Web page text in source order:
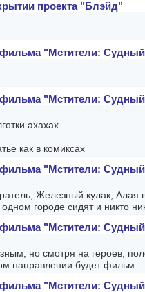
проекта "Блэйд"
фильма "Мстители:
фильма "Мстители:
ахахах
как в комиксах
фильма "Мстители:
Железный кулак,
городе сидят и никто
фильма "Мстители:
но смотря на героев,
направлении будет фильм.
фильма "Мстители: